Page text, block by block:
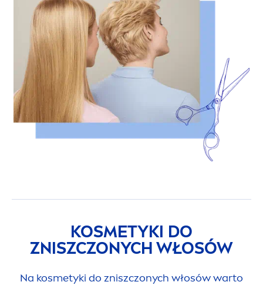
KOSMETYKI DO
ZNISZCZONYCH WŁOSÓW
Na kosmetyki do zniszczonych włosów warto